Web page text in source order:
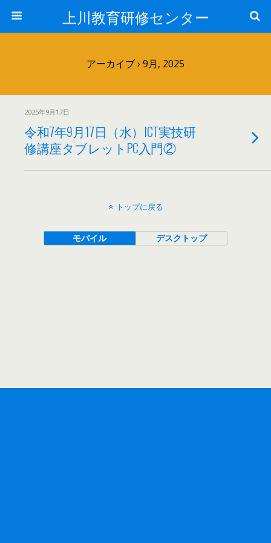
上川教育研修センター
アーカイブ › 9月, 2025
2025年9月17日
令和7年9月17日（水）ICT実技研
修講座タブレットPC入門②
トップに戻る
モバイル デスクトップ